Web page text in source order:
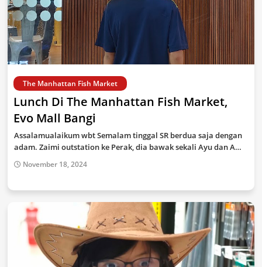
The Manhattan Fish Market
Lunch Di The Manhattan Fish Market,
Evo Mall Bangi
Assalamualaikum wbt Semalam tinggal SR berdua saja dengan
adam. Zaimi outstation ke Perak, dia bawak sekali Ayu dan A…
November 18, 2024